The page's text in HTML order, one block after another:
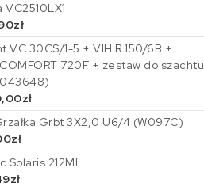
VC2510LX1
zł
VC 30CS/1-5 + VIH R 150/6B +
720F + zestaw do szachtu
zł
Grbt 3X2,0 U6/4 (W097C)
zł
Solaris 212MI
zł